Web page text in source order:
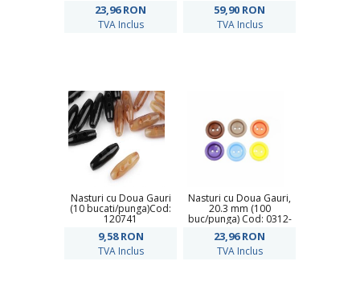
23,96RON
TVA Inclus
59,90 RON
TVA Inclus
Nasturi cu Doua Gauri
(10 bucati/punga)Cod:
120741
9,58RON
TVA Inclus
Nasturi cu Doua Gauri,
20.3 mm (100
buc/punga) Cod: 0312-
23,96RON
TVA Inclus